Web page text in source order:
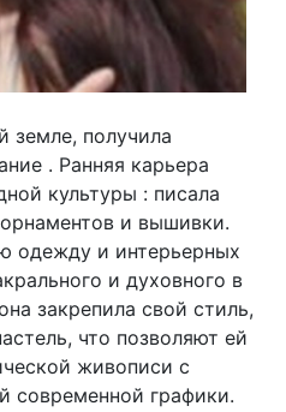
земле, получила
. Ранняя карьера
культуры : писала
и вышивки.
одежду и интерьерных
и духовного в
закрепила свой стиль,
что позволяют ей
живописи с
современной графики.